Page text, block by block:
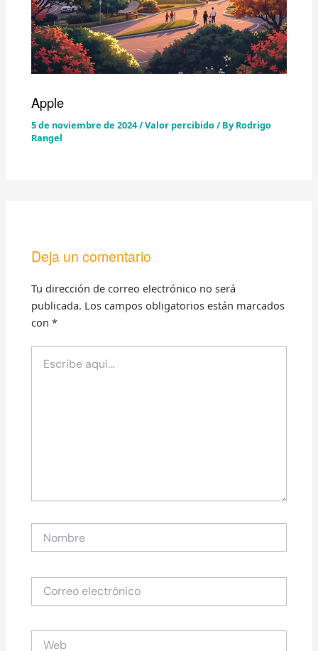
Apple
5 de noviembre de 2024/Valor percibido/ By Rodrigo
Rangel
Deja un comentario
Tu dirección de correo electrónico no será
publicada. Los campos obligatorios están marcados
con*
aquí...
Correo
electrónico